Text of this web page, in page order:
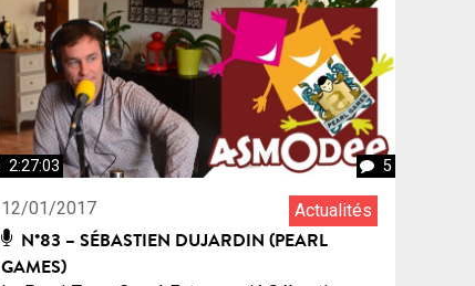
2:27:03 5
12/01/2017 Actualités
N°83 – SÉBASTIEN DUJARDIN (PEARL
GAMES)